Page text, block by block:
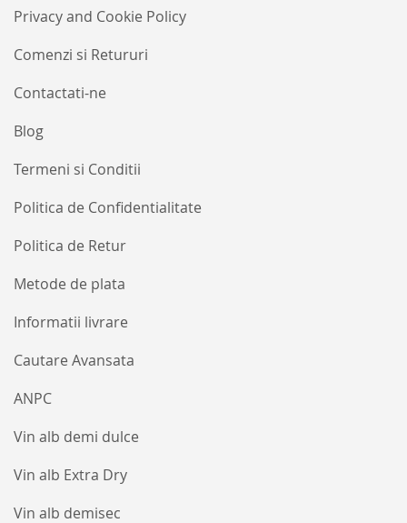
Termeni si Conditii
Politica de Confidentialitate
Politica de Retur
Metode de plata
Informatii livrare
Cautare Avansata
ANPC
Vin alb demi dulce
Vin alb Extra Dry
Vin alb demisec
Privacy and Cookie Policy
Comenzi si Retururi
Contactati-ne
Blog
Buletinele
noastre
informative